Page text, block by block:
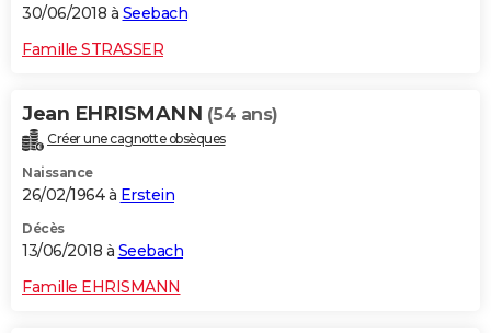
30/06/2018 à Seebach
Famille STRASSER
Jean EHRISMANN (54 ans)
Créer une cagnotte obsèques
Naissance
26/02/1964 à Erstein
Décès
13/06/2018 à Seebach
Famille EHRISMANN